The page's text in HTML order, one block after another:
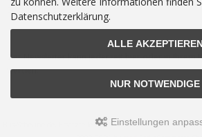
E-Mail-Adresse:
Der Newsletter kann jederzeit hier oder in Ihrem
werden.
Bus-Scheune.de, Ersatzteile fuer VW Bus T3 VW Bus T4
Datenschutzerklärung.
ALLE
NUR NOTWENDIGE
Einstellungen